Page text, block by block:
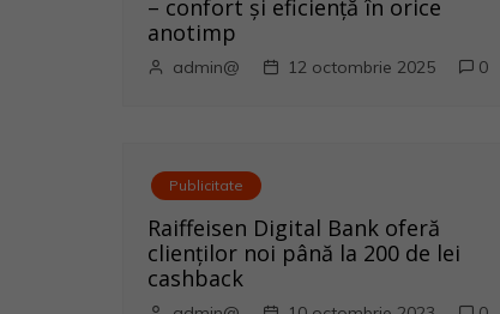
– confort și eficiență în orice
anotimp
admin@ 12 octombrie 2025 0
Publicitate
Raiffeisen Digital Bank oferă
clienților noi până la 200 de lei
cashback